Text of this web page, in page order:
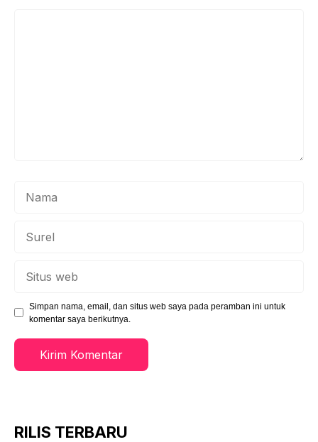
Simpan nama, email, dan situs web saya pada peramban ini untuk
komentar saya berikutnya.
RILIS TERBARU